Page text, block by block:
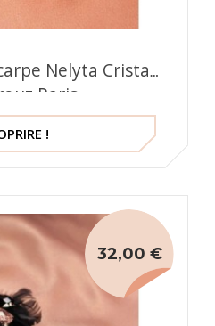
Nelyta Cristal
Paris
!
32,00 €